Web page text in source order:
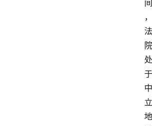
间
，
法
院
处
于
中
立
地